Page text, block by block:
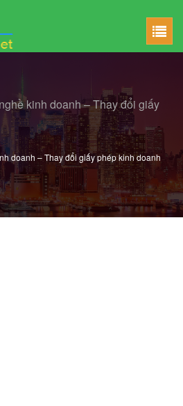
kinh doanh – Thay đổi giấy
doanh – Thay đổi giấy phép kinh doanh